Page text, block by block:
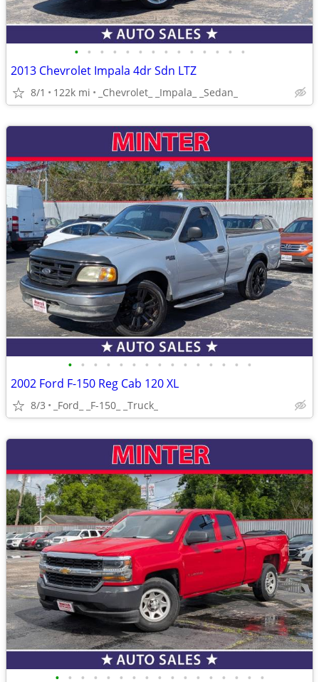
• • • • • • • • • • • • • •
2013 Chevrolet Impala 4dr Sdn LTZ
8/1 122k mi _Chevrolet_ _Impala_ _Sedan_
• • • • • • • • • • • • • • •
2002 Ford F-150 Reg Cab 120 XL
8/3 _Ford_ _F-150_ _Truck_
• • • • • • • • • • • • • • • • •